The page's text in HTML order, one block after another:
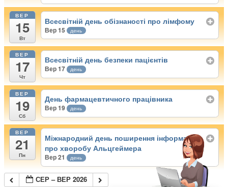
ВЕР
15
Вт
Всесвітній день обізнаності про лімфому
Вер 15 день
ВЕР
17
Чт
Всесвітній день безпеки пацієнтів
Вер 17 день
ВЕР
19
Сб
День фармацевтичного працівника
Вер 19 день
ВЕР
21
Пн
Міжнародний день поширення інформації
про хворобу Альцгеймера
Вер 21 день
СЕР – ВЕР 2026